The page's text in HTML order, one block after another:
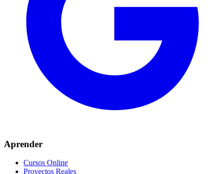
Aprender
Cursos Online
Proyectos Reales